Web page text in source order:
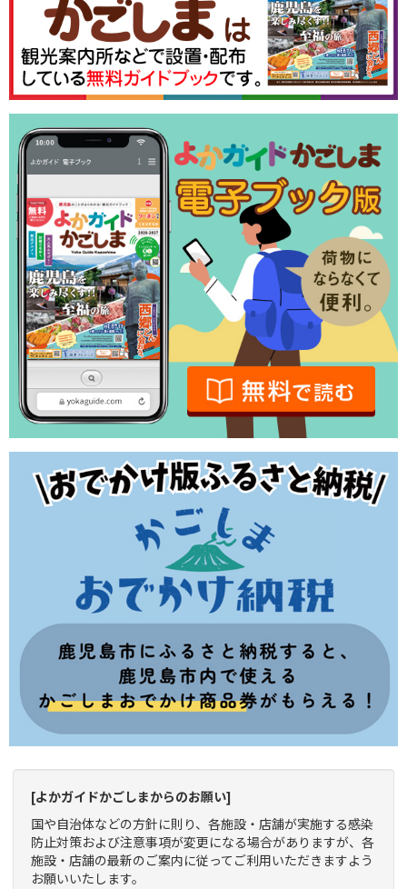
[よかガイドかごしまからのお願い]
国や自治体などの方針に則り、各施設・店舗が実施する感染
防止対策および注意事項が変更になる場合がありますが、各
施設・店舗の最新のご案内に従ってご利用いただきますよう
お願いいたします。